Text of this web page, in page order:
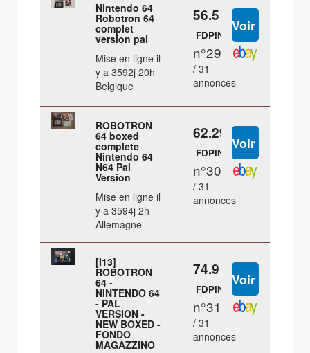
Nintendo 64
Robotron 64
complet
version pal
Mise en ligne il
y a 3592j 20h
Belgique
56.5 €
FDPIN
n°29
/ 31
annonces
ROBOTRON
64 boxed
complete
Nintendo 64
N64 Pal
Version
Mise en ligne il
y a 3594j 2h
Allemagne
62.29 €
FDPIN
n°30
/ 31
annonces
[I13]
ROBOTRON
64 -
NINTENDO 64
- PAL
VERSION -
NEW BOXED -
FONDO
MAGAZZINO
74.9 €
FDPIN
n°31
/ 31
annonces